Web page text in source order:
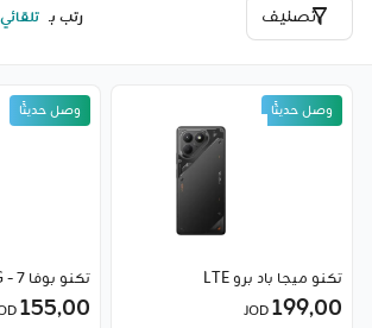
تصنيف رتب بـ
وصل حديثًا
تكنو ميجا باد برو LTE
199٫00
وصل حديثًا
تكنو بوفا 7 - 4G
155٫00